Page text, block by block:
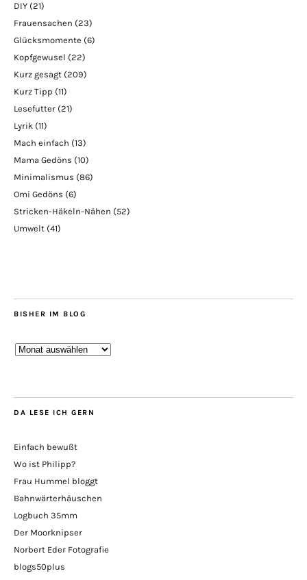
DIY (21)
Frauensachen (23)
Glücksmomente (6)
Kopfgewusel (22)
Kurz gesagt (209)
Kurz Tipp (11)
Lesefutter (21)
Lyrik (11)
Mach einfach (13)
Mama Gedöns (10)
Minimalismus (86)
Omi Gedöns (6)
Stricken-Häkeln-Nähen (52)
Umwelt (41)
BISHER IM BLOG
Bisher
DA LESE ICH GERN
Einfach bewußt
Wo ist Philipp?
Frau Hummel bloggt
Bahnwärterhäuschen
Logbuch 35mm
Der Moorknipser
Norbert Eder Fotografie
blogs50plus